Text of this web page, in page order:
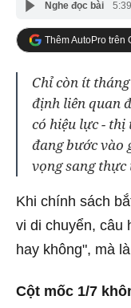
Nghe đọc bài 5:39
Thêm AutoPro trên
Chỉ còn ít
định liên quan
có hiệu lực -
đang bước vào
vọng sang thực
Khi chính sách
vi di chuyển, câu
hay không", mà
Cột mốc 1/7